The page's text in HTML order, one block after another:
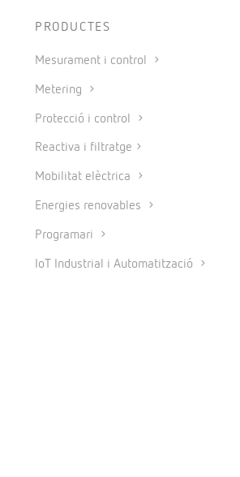
PRODUCTES
Mesurament i control
Metering
Protecció i control
Reactiva i filtratge
Mobilitat elèctrica
Energies renovables
Programari
IoT Industrial i Automatització